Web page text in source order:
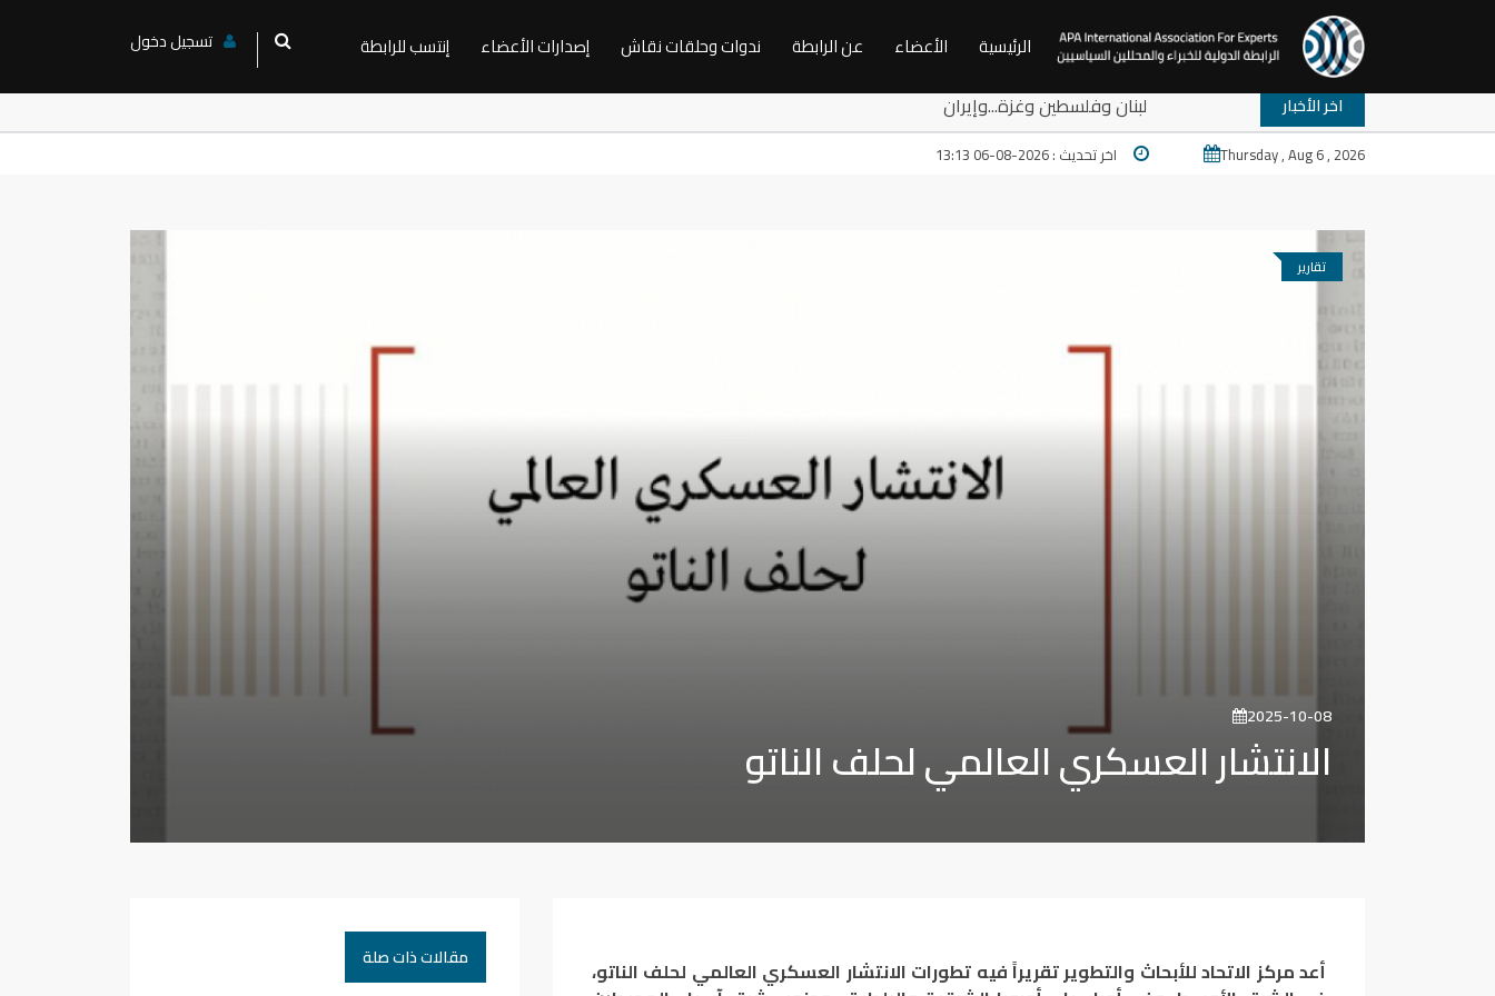
الرئيسية الأعضاء عن الرابطة ندوات وحلقات نقاش إصدارات الأعضاء إنتسب للرابطة تسجيل دخول
اخر الأخبار
نقاش: ترامب والمخارج المستعصية في المنطقة: لبنان وفلسطين وغزة...وإيران
Thursday , Aug 6 , 2026 اخر تحديث : 2026-08-06 13:13
تقارير
2025-10-08
الانتشار العسكري العالمي لحلف الناتو
أعد مركز الاتحاد للأبحاث والتطوير تقريراً فيه تطورات الانتشار العسكري العالمي لحلف الناتو،
مقالات ذات صلة